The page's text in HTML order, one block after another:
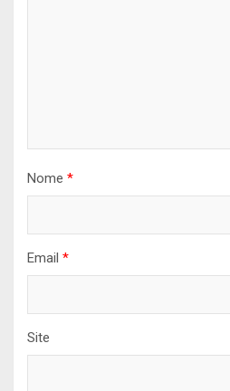
Nome *
Email *
Site